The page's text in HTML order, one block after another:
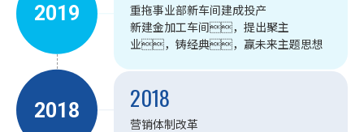
2019
重拖事业部新车间建成投产
新建金加工车间，提出聚主
业，铸经典，赢未来主题思想
2018 2018
营销体制改革